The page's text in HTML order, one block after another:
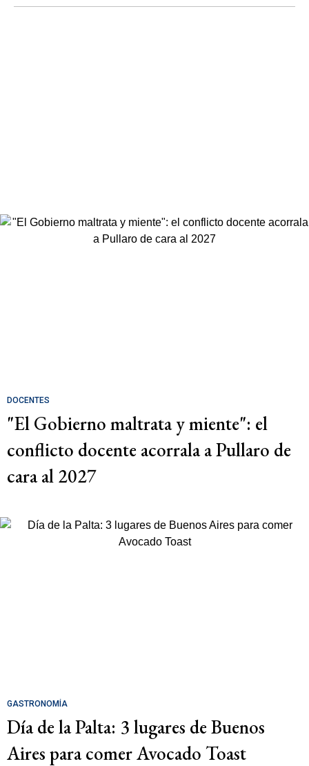
DOCENTES
"El Gobierno maltrata y miente": el
conflicto docente acorrala a Pullaro de
cara al 2027
GASTRONOMÍA
Día de la Palta: 3 lugares de Buenos
Aires para comer Avocado Toast